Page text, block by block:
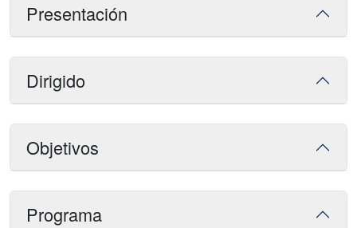
Presentación
Dirigido
Objetivos
Programa